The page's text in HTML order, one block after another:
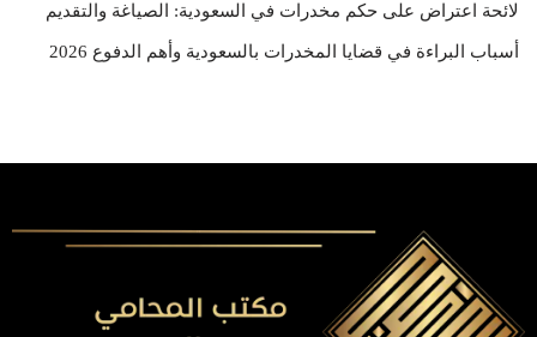
لائحة اعتراض على حكم مخدرات في السعودية: الصياغة والتقديم
أسباب البراءة في قضايا المخدرات بالسعودية وأهم الدفوع 2026